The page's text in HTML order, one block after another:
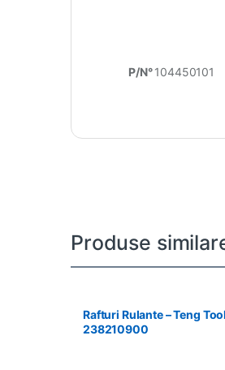
P/N°104450101
Produse
Rafturi Rulante – Teng
238210900